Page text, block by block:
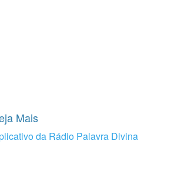
Mais
da Rádio Palavra Divina